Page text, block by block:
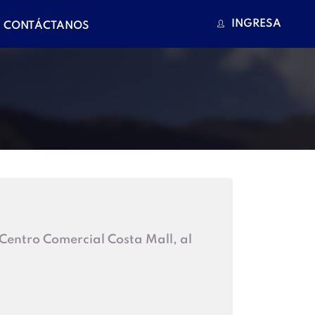
CONTÁCTANOS INGRESA
Comercial Costa Mall, al